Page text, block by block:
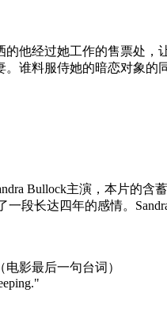
经过她工作的售票处，
谁料服侍她的暗恋对象
Bullock主演，本片的含
段长达四年的感情。
影最后一句台词）